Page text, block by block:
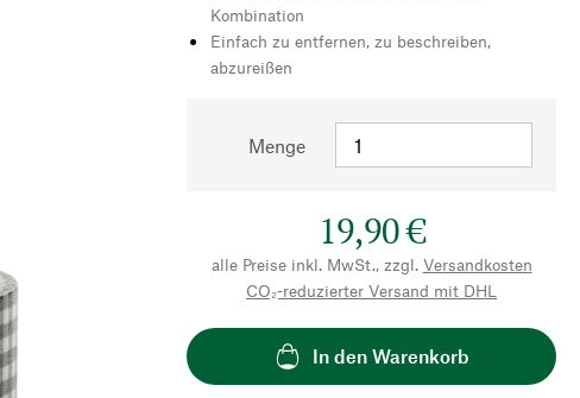
Kombination
Einfach zu entfernen, zu beschreiben,
abzureißen
Menge
19,90 €
alle Preise inkl. MwSt., zzgl. Versandkosten
CO₂-reduzierter Versand mit DHL
In den Warenkorb